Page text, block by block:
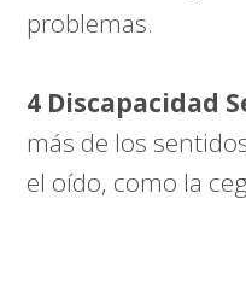
problemas.
4 Discapacidad
más de los
el oído, como la